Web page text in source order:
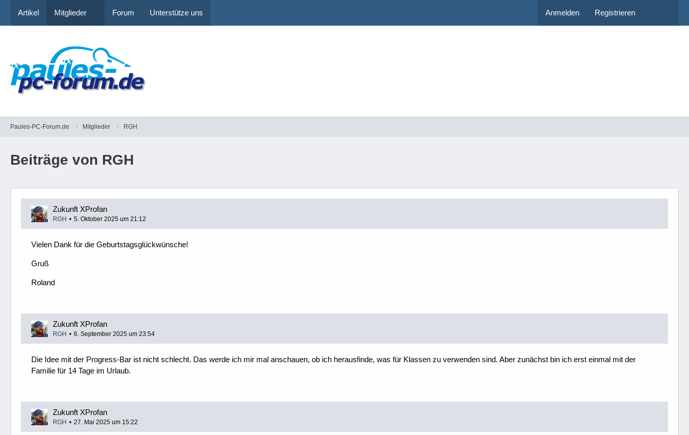
Artikel Mitglieder Forum Unterstütze uns Anmelden Registrieren
Paules-PC-Forum.de Mitglieder RGH
Beiträge von RGH
Zukunft XProfan
RGH 5. Oktober 2025 um 21:12
Vielen Dank für die Geburtstagsglückwünsche!
Gruß
Roland
Zukunft XProfan
RGH 6. September 2025 um 23:54
Die Idee mit der Progress-Bar ist nicht schlecht. Das werde ich mir mal anschauen, ob ich herausfinde, was für Klassen zu verwenden sind. Aber zunächst bin ich erst einmal mit der
Familie für 14 Tage im Urlaub.
Zukunft XProfan
RGH 27. Mai 2025 um 15:22